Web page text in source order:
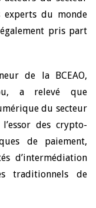
experts du monde
pris part
de la BCEAO,
a relevé que
du secteur
des crypto-
de paiement,
d’intermédiation
traditionnels de